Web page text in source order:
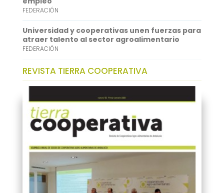
FEDERACIÓN
Universidad y cooperativas unen fuerzas para
atraer talento al sector agroalimentario
FEDERACIÓN
REVISTA TIERRA COOPERATIVA